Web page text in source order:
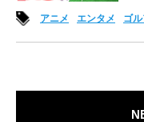
アニメ エンタメ ゴ